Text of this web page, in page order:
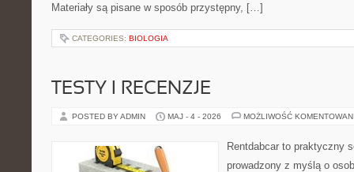
Materiały są pisane w sposób przystępny, […]
CATEGORIES: BIOLOGIA
TESTY I RECENZJE
POSTED BY ADMIN MAJ - 4 - 2026 MOŻLIWOŚĆ
Rentdabcar to praktyczny
prowadzony z myślą o